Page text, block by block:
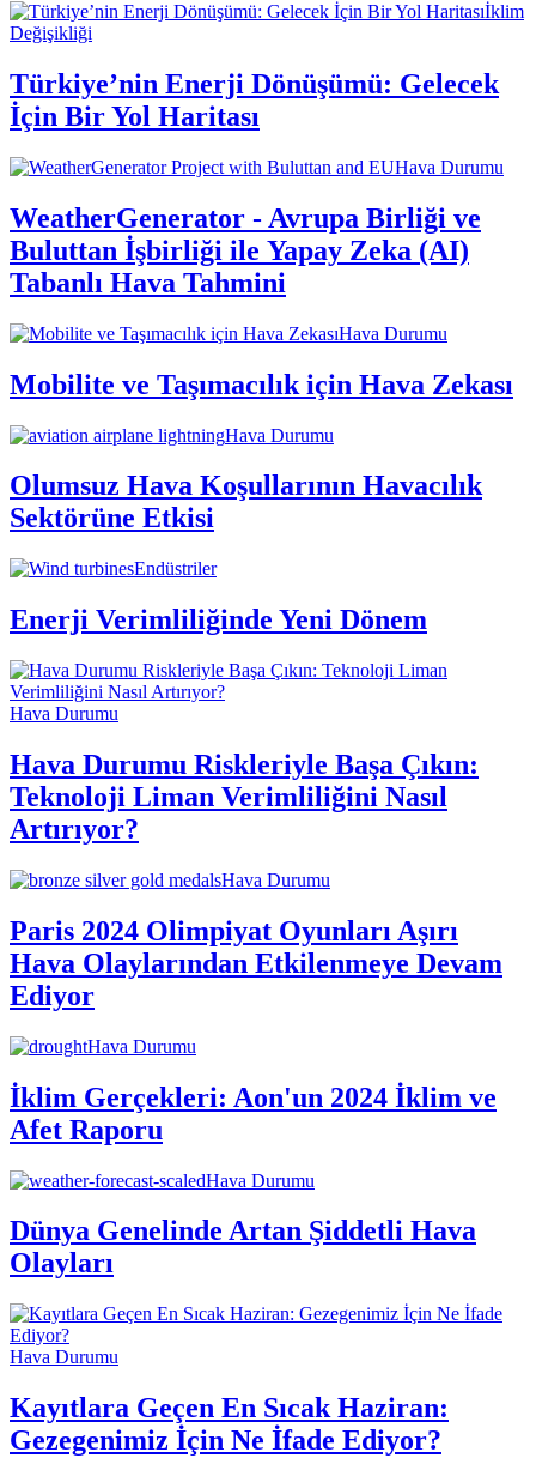
İklim
Değişikliği
Türkiye’nin Enerji Dönüşümü: Gelecek
İçin Bir Yol Haritası
Hava Durumu
WeatherGenerator - Avrupa Birliği ve
Buluttan İşbirliği ile Yapay Zeka (AI)
Tabanlı Hava Tahmini
Hava Durumu
Mobilite ve Taşımacılık için Hava Zekası
Hava Durumu
Olumsuz Hava Koşullarının Havacılık
Sektörüne Etkisi
Endüstriler
Enerji Verimliliğinde Yeni Dönem
Hava Durumu
Hava Durumu Riskleriyle Başa Çıkın:
Teknoloji Liman Verimliliğini Nasıl
Artırıyor?
Hava Durumu
Paris 2024 Olimpiyat Oyunları Aşırı
Hava Olaylarından Etkilenmeye Devam
Ediyor
Hava Durumu
İklim Gerçekleri: Aon'un 2024 İklim ve
Afet Raporu
Hava Durumu
Dünya Genelinde Artan Şiddetli Hava
Olayları
Hava Durumu
Kayıtlara Geçen En Sıcak Haziran:
Gezegenimiz İçin Ne İfade Ediyor?